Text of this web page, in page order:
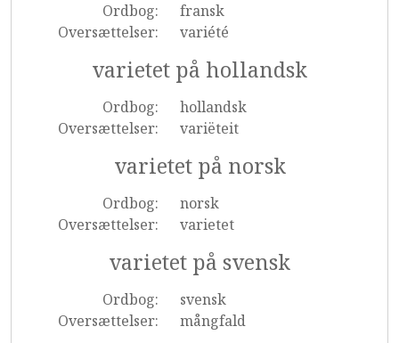
Ordbog:
fransk
Oversættelser:
variété
varietet på hollandsk
Ordbog:
hollandsk
Oversættelser:
variëteit
varietet på norsk
Ordbog:
norsk
Oversættelser:
varietet
varietet på svensk
Ordbog:
svensk
Oversættelser:
mångfald